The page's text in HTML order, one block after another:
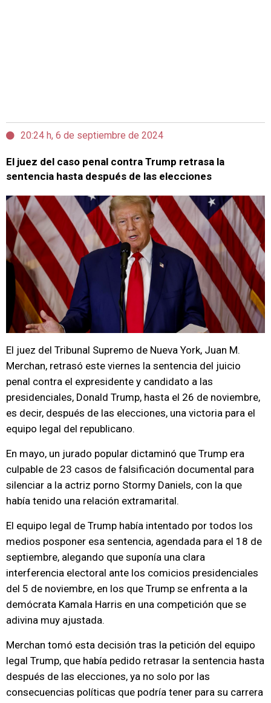
20:24 h, 6 de septiembre de 2024
El juez del caso penal contra Trump retrasa la
sentencia hasta después de las elecciones
El juez del Tribunal Supremo de Nueva York, Juan M.
Merchan, retrasó este viernes la sentencia del juicio
penal contra el expresidente y candidato a las
presidenciales, Donald Trump, hasta el 26 de noviembre,
es decir, después de las elecciones, una victoria para el
equipo legal del republicano.
En mayo, un jurado popular dictaminó que Trump era
culpable de 23 casos de falsificación documental para
silenciar a la actriz porno Stormy Daniels, con la que
había tenido una relación extramarital.
El equipo legal de Trump había intentado por todos los
medios posponer esa sentencia, agendada para el 18 de
septiembre, alegando que suponía una clara
interferencia electoral ante los comicios presidenciales
del 5 de noviembre, en los que Trump se enfrenta a la
demócrata Kamala Harris en una competición que se
adivina muy ajustada.
Merchan tomó esta decisión tras la petición del equipo
legal Trump, que había pedido retrasar la sentencia hasta
después de las elecciones, ya no solo por las
consecuencias políticas que podría tener para su carrera